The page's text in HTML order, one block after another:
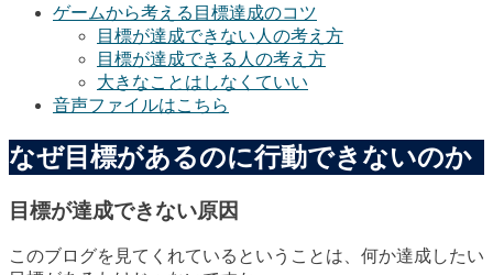
ゲームから考える目標達成のコツ
目標が達成できない人の考え方
目標が達成できる人の考え方
大きなことはしなくていい
音声ファイルはこちら
なぜ目標があるのに行動できないのか
目標が達成できない原因
このブログを見てくれているということは、何か達成したい